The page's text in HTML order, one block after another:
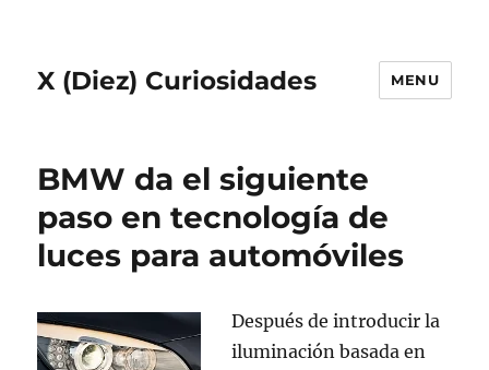
X (Diez) Curiosidades MENU
BMW da el siguiente
paso en tecnología de
luces para automóviles
Después de introducir la
iluminación basada en